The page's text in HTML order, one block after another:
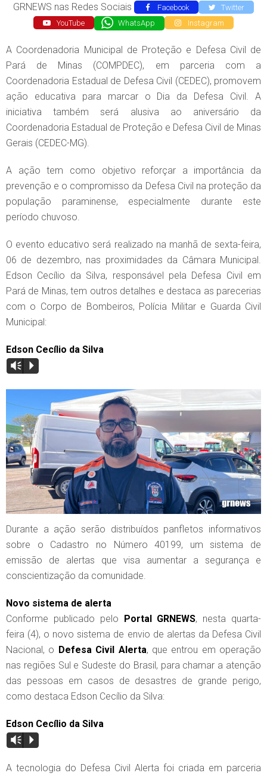
GRNEWS nas Redes Sociais Facebook
Twitter
YouTube
WhatsApp Instagram
A Coordenadoria Municipal de Proteção e Defesa Civil de
Pará de Minas (COMPDEC), em parceria com a
Coordenadoria Estadual de Defesa Civil (CEDEC), promovem
ação educativa para marcar o Dia da Defesa Civil. A
iniciativa também será alusiva ao aniversário da
Coordenadoria Estadual de Proteção e Defesa Civil de Minas
Gerais (CEDEC-MG).
A ação tem como objetivo reforçar a importância da
prevenção e o compromisso da Defesa Civil na proteção da
população paraminense, especialmente durante este
período chuvoso.
O evento educativo será realizado na manhã de sexta-feira,
06 de dezembro, nas proximidades da Câmara Municipal.
Edson Cecílio da Silva, responsável pela Defesa Civil em
Pará de Minas, tem outros detalhes e destaca as parecerias
com o Corpo de Bombeiros, Polícia Militar e Guarda Civil
Municipal:
Edson Cecílio da Silva
Vm P
Durante a ação serão distribuídos panfletos informativos
sobre o Cadastro no Número 40199, um sistema de
emissão de alertas que visa aumentar a segurança e
conscientização da comunidade.
Novo sistema de alerta
Conforme publicado pelo
Portal GRNEWS, nesta quarta-
feira (4), o novo sistema de envio de alertas da Defesa Civil
Nacional, o Defesa Civil Alerta, que entrou em operação
nas regiões Sul e Sudeste do Brasil, para chamar a atenção
das pessoas em casos de desastres de grande perigo,
como destaca Edson Cecílio da Silva:
Edson Cecílio da Silva
Vm P
A tecnologia do Defesa Civil Alerta foi criada em parceria